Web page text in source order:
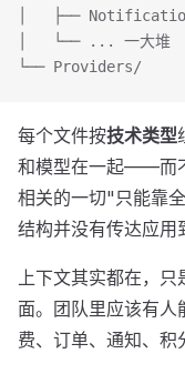
│   ├──
│   └── ... 一大堆
└── Providers/
每个文件按技术类型
和模型在一起——而
相关的一切"只能靠
结构并没有传达应用
上下文其实都在，只
面。团队里应该有
费、订单、通知、积